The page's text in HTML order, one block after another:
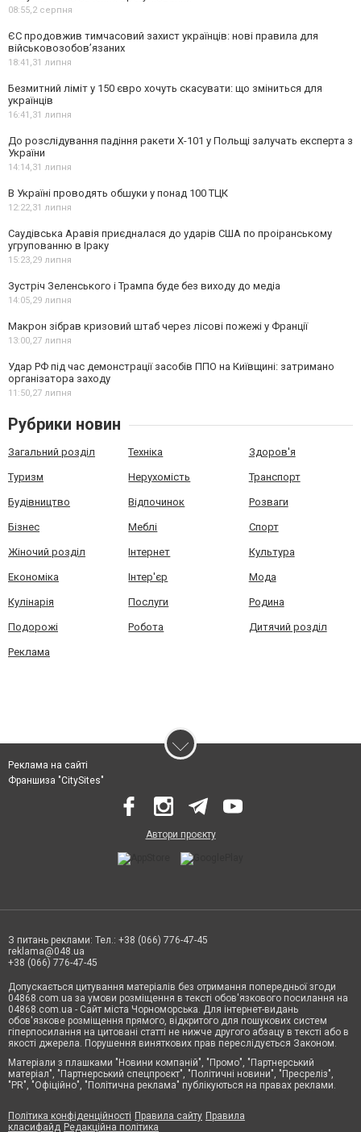
08:55,2 серпня
ЄС продовжив тимчасовий захист українців: нові правила для
військовозобов’язаних
18:41,31 липня
Безмитний ліміт у 150 євро хочуть скасувати: що зміниться для
українців
16:41,31 липня
До розслідування падіння ракети Х-101 у Польщі залучать експерта з
України
14:14,31 липня
В Україні проводять обшуки у понад 100 ТЦК
12:22,31 липня
Саудівська Аравія приєдналася до ударів США по проіранському
угрупованню в Іраку
15:23,29 липня
Зустріч Зеленського і Трампа буде без виходу до медіа
14:05,29 липня
Макрон зібрав кризовий штаб через лісові пожежі у Франції
13:00,27 липня
Удар РФ під час демонстрації засобів ППО на Київщині: затримано
організатора заходу
11:50,27 липня
Рубрики новин
Загальний розділ Техніка Здоров'я
Туризм Нерухомість Транспорт
Будівництво Відпочинок Розваги
Бізнес Меблі Спорт
Жіночий розділ Інтернет Культура
Економіка Інтер'єр Мода
Кулінарія Послуги Родина
Подорожі Робота Дитячий розділ
Реклама
Реклама на сайті
Франшиза "CitySites"
Автори проєкту
З питань реклами: Тел.: +38 (066) 776-47-45
reklama@048.ua
+38 (066) 776-47-45
Допускається цитування матеріалів без отримання попередньої згоди
04868.com.ua за умови розміщення в тексті обов'язкового посилання на
04868.com.ua - Сайт міста Чорноморська. Для інтернет-видань
обов'язкове розміщення прямого, відкритого для пошукових систем
гіперпосилання на цитовані статті не нижче другого абзацу в тексті або в
якості джерела. Порушення виняткових прав переслідується Законом.
Матеріали з плашками "Новини компаній", "Промо", "Партнерський
матеріал", "Партнерський спецпроєкт", "Політичні новини", "Пресреліз",
"PR", "Офіційно", "Політична реклама" публікуються на правах реклами.
Політика конфіденційності Правила сайту Правила
класифайд Редакційна політика